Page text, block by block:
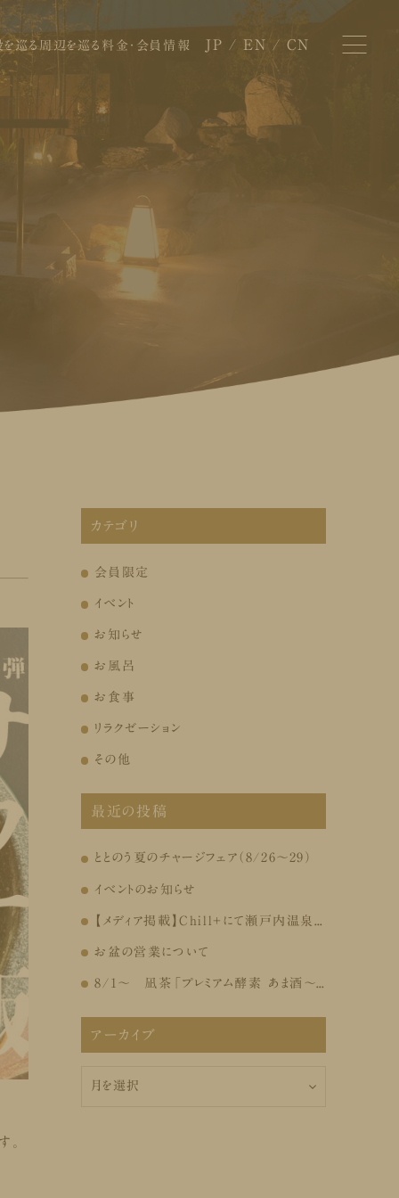
巡る 周辺を巡る 料金・会員情報 JP EN CN
。
カテゴリ
会員限定
イベント
お知らせ
お風呂
お食事
リラクゼーション
その他
最近の投稿
ととのう夏のチャージフェア（8/26～29）
イベントのお知らせ
お盆の営業について
アーカイブ
ー